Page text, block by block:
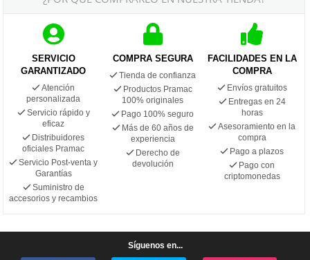
SERVICIO
GARANTIZADO
Atención
personalizada
Servicio rápido y
eficaz
Distribuidores
oficiales Pramac
Servicio Post-venta y
Garantías
Suministro de
accesorios y recambios
COMPRA SEGURA
Tienda de confianza
Productos Pramac
100% originales
Pago 100% seguro
Más de 60 años de
experiencia
Derecho de
devolución
FACILIDADES EN LA
COMPRA
Envíos gratuitos
Entregas en 24
horas
Asesoramiento en la
compra
Pago a plazos
Pago con
criptomonedas
Síguenos en...